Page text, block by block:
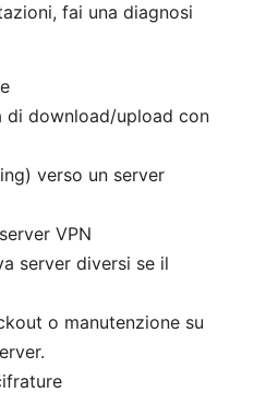
fai una diagnosi
di download/upload con
verso un server
VPN
server diversi se il
o manutenzione su